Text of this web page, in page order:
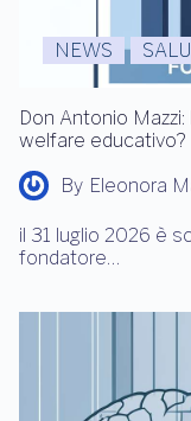
NEWS
Don Antonio Mazzi:
welfare educativo?
By Eleonora
il 31 luglio 2026 è
fondatore…